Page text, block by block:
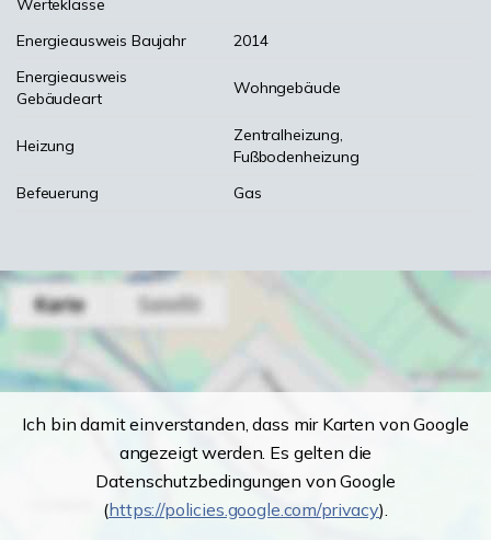
Werteklasse
Energieausweis Baujahr
2014
Energieausweis
Gebäudeart
Wohngebäude
Heizung
Zentralheizung,
Fußbodenheizung
Befeuerung
Gas
Ich bin damit einverstanden, dass mir Karten von Google
angezeigt werden. Es gelten die
Datenschutzbedingungen von Google
(https://policies.google.com/privacy).